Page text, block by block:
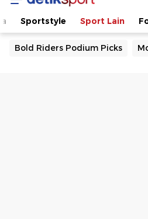
Sportstyle Sport Lain
Bold Riders Podium Picks